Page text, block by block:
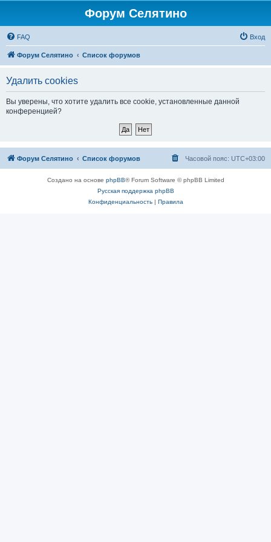
Форум Селятино
FAQ Вход
Форум Селятино Список форумов
Удалить cookies
Вы уверены, что хотите удалить все cookie, установленные данной
конференцией?
Форум Селятино Список форумов Часовой пояс: UTC+03:00
Создано на основе phpBB® Forum Software © phpBB Limited
Русская поддержка phpBB
Конфиденциальность| Правила